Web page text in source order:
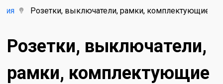
Розетки, выключатели, рамки, комплектующие и
Розетки, выключатели,
рамки, комплектующие